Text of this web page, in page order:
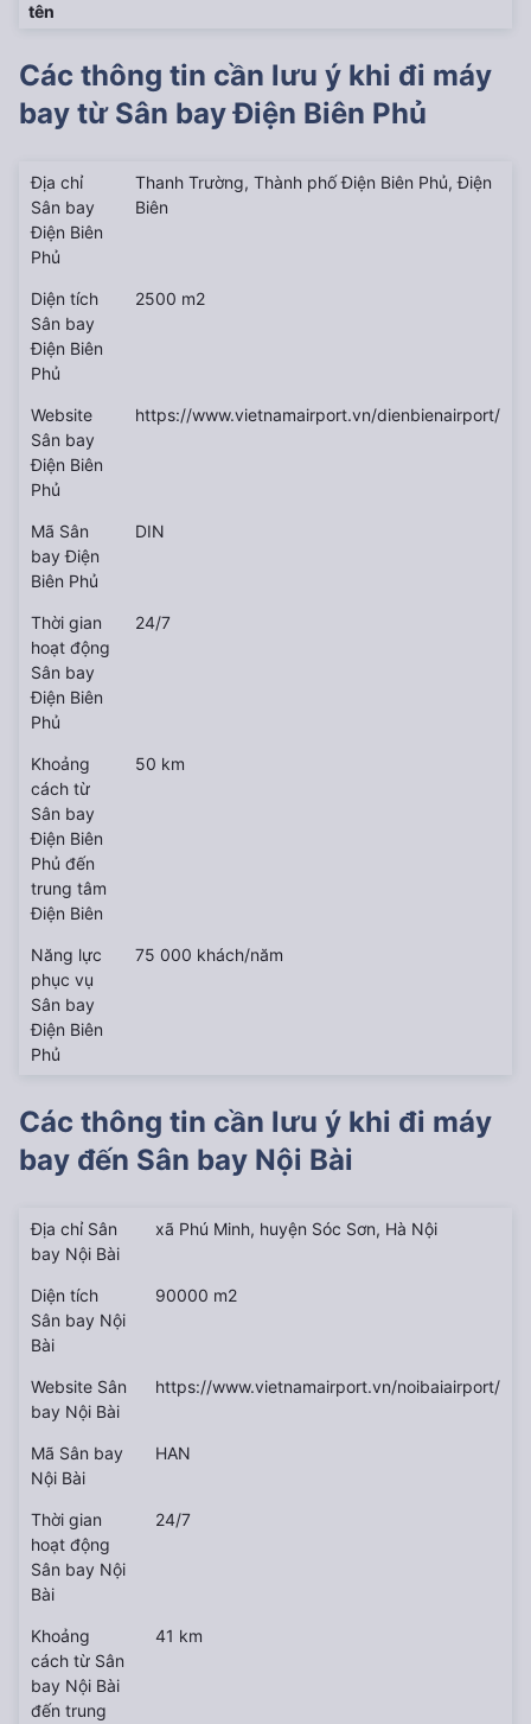
tên
Các thông tin cần lưu ý khi đi máy
bay từ Sân bay Điện Biên Phủ
Địa chỉ
Sân bay
Điện Biên
Phủ
Thanh Trường, Thành phố Điện Biên Phủ, Điện
Biên
Diện tích
Sân bay
Điện Biên
Phủ
2500 m2
Website
Sân bay
Điện Biên
Phủ
https://www.vietnamairport.vn/dienbienairport/
Mã Sân
bay Điện
Biên Phủ
DIN
Thời gian
hoạt động
Sân bay
Điện Biên
Phủ
24/7
Khoảng
cách từ
Sân bay
Điện Biên
Phủ đến
trung tâm
Điện Biên
50 km
Năng lực
phục vụ
Sân bay
Điện Biên
Phủ
75 000 khách/năm
Các thông tin cần lưu ý khi đi máy
bay đến Sân bay Nội Bài
Địa chỉ Sân
bay Nội Bài
xã Phú Minh, huyện Sóc Sơn, Hà Nội
Diện tích
Sân bay Nội
Bài
90000 m2
Website Sân
bay Nội Bài
https://www.vietnamairport.vn/noibaiairport/
Mã Sân bay
Nội Bài
HAN
Thời gian
hoạt động
Sân bay Nội
Bài
24/7
Khoảng
cách từ Sân
bay Nội Bài
đến trung
41 km